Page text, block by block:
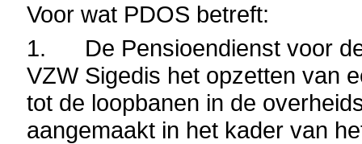
Voor wat PDOS betreft:
1. De Pensioendienst voor de
VZW Sigedis het opzetten van
tot de loopbanen in de
aangemaakt in het kader van